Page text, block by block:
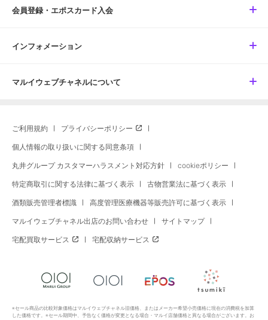
会員登録・エポスカード入会
インフォメーション
マルイウェブチャネルについて
ご利用規約 プライバシーポリシー
個人情報の取り扱いに関する同意条項
丸井グループ カスタマーハラスメント対応方針 cookieポリシー
特定商取引に関する法律に基づく表示 古物営業法に基づく表示
酒類販売管理者標識 高度管理医療機器等販売許可に基づく表示
マルイウェブチャネル出店のお問い合わせ サイトマップ
宅配買取サービス 宅配収納サービス
※セール商品の比較対象価格はマルイウェブチャネル旧価格、またはメーカー希望小売価格に現在の消費税を加算
した価格です。※セール期間中、予告なく価格が変更となる場合・マルイ店舗価格と異なる場合がございます。お